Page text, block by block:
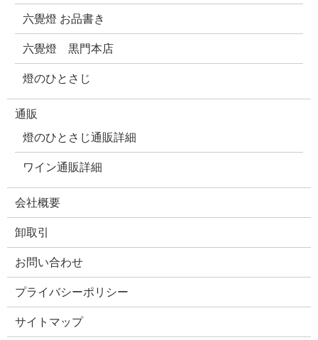
六覺燈 お品書き
六覺燈 黒門本店
燈のひとさじ
通販
燈のひとさじ通販詳細
ワイン通販詳細
会社概要
卸取引
お問い合わせ
プライバシーポリシー
サイトマップ